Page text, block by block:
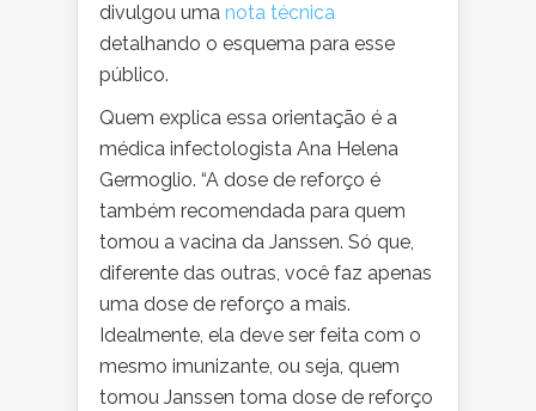
divulgou uma nota técnica
detalhando o esquema para esse
público.
Quem explica essa orientação é a
médica infectologista Ana Helena
Germoglio. “A dose de reforço é
também recomendada para quem
tomou a vacina da Janssen. Só que,
diferente das outras, você faz apenas
uma dose de reforço a mais.
Idealmente, ela deve ser feita com o
mesmo imunizante, ou seja, quem
tomou Janssen toma dose de reforço